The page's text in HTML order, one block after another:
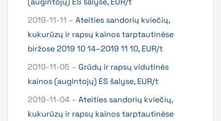
2019-11-11 – Ateities sandorių kviečių,
kukurūzų ir rapsų kainos tarptautinėse
biržose 2019 10 14–2019 11 10, EUR/t
2019-11-05 – Grūdų ir rapsų vidutinės
kainos (augintojų) ES šalyse, EUR/t
2019-11-04 – Ateities sandorių kviečių,
kukurūzų ir rapsų kainos tarptautinėse